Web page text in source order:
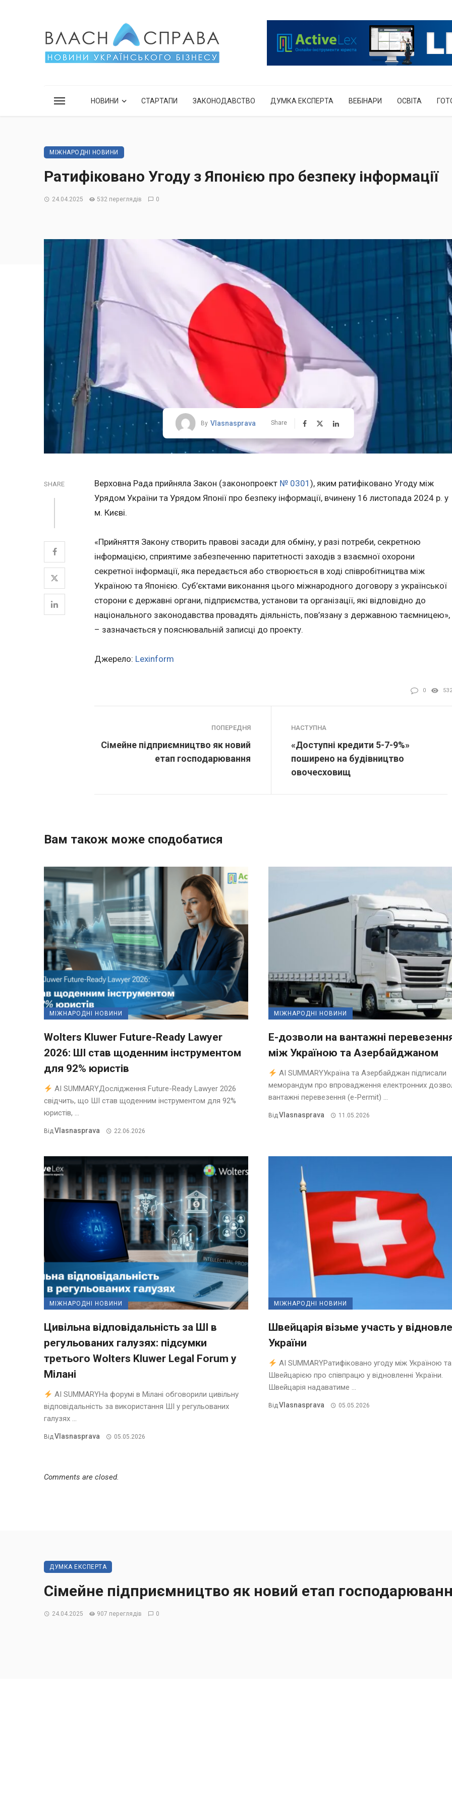
НОВИНИ СТАРТАПИ ЗАКОНОДАВСТВО ДУМКА ЕКСПЕРТА ВЕБІНАРИ ОСВІТА
МІЖНАРОДНІ НОВИНИ
Ратифіковано Угоду з Японією про безпеку інформації
24.04.2025 532 переглядів 0
By Vlasnasprava Share
SHARE Верховна Рада прийняла Закон (законопроект № 0301 ), яким ратифіковано Угоду між
Урядом України та Урядом Японії про безпеку інформації, вчинену 16 листопада 2024 р. у
м. Києві.
«Прийняття Закону створить правові засади для обміну, у разі потреби, секретною
інформацією, сприятиме забезпеченню паритетності заходів з взаємної охорони
секретної інформації, яка передається або створюється в ході співробітництва між
Україною та Японією. Суб’єктами виконання цього міжнародного договору з української
сторони є державні органи, підприємства, установи та організації, які відповідно до
національного законодавства провадять діяльність, пов’язану з державною таємницею»,
– зазначається у пояснювальній записці до проекту.
Джерело: Lexinform
0 532
ПОПЕРЕДНЯ
Сімейне підприємництво як новий
етап господарювання
НАСТУПНА
«Доступні кредити 5-7-9%»
поширено на будівництво
овочесховищ
Вам також може сподобатися
МІЖНАРОДНІ НОВИНИ
Wolters Kluwer Future-Ready Lawyer
2026: ШІ став щоденним інструментом
для 92% юристів
AI SUMMARYДослідження Future-Ready Lawyer 2026
свідчить, що ШІ став щоденним інструментом для 92%
юристів, ...
ВідVlasnasprava 22.06.2026
МІЖНАРОДНІ НОВИНИ
Е-дозволи на вантажні
між Україною та Азербайджаном
AI SUMMARYУкраїна та Азербайджан підписали
меморандум про впровадження електронних
вантажні перевезення (e-Permit) ...
ВідVlasnasprava 11.05.2026
МІЖНАРОДНІ НОВИНИ
Цивільна відповідальність за ШІ в
регульованих галузях: підсумки
третього Wolters Kluwer Legal Forum у
Мілані
AI SUMMARYНа форумі в Мілані обговорили цивільну
відповідальність за використання ШІ у регульованих
галузях ...
ВідVlasnasprava 05.05.2026
МІЖНАРОДНІ НОВИНИ
Швейцарія візьме участь у
України
AI SUMMARYРатифіковано угоду між Україною та
Швейцарією про співпрацю у відновленні України.
Швейцарія надаватиме ...
ВідVlasnasprava 05.05.2026
Comments are closed.
ДУМКА ЕКСПЕРТА
Сімейне підприємництво як новий етап
24.04.2025 907 переглядів 0